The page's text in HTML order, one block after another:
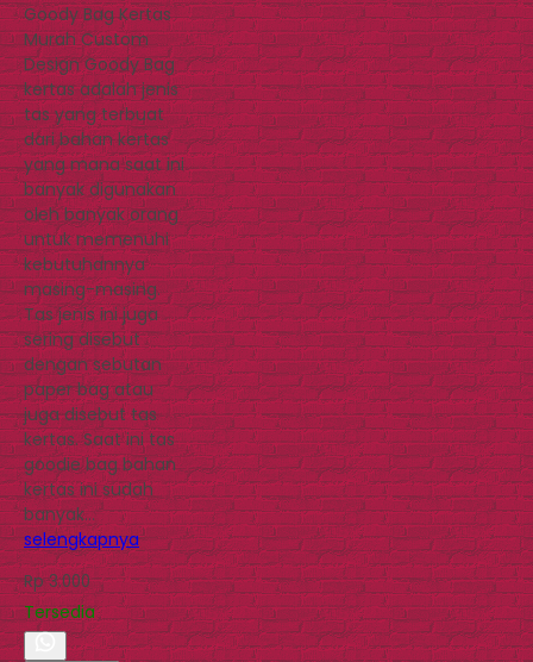
Goody Bag Kertas
Murah Custom
Design Goody Bag
kertas adalah jenis
tas yang terbuat
dari bahan kertas
yang mana saat ini
banyak digunakan
oleh banyak orang
untuk memenuhi
kebutuhannya
masing-masing.
Tas jenis ini juga
sering disebut
dengan sebutan
paper bag atau
juga disebut tas
kertas. Saat ini tas
goodie bag bahan
kertas ini sudah
banyak…
selengkapnya
Rp 3.000
Tersedia